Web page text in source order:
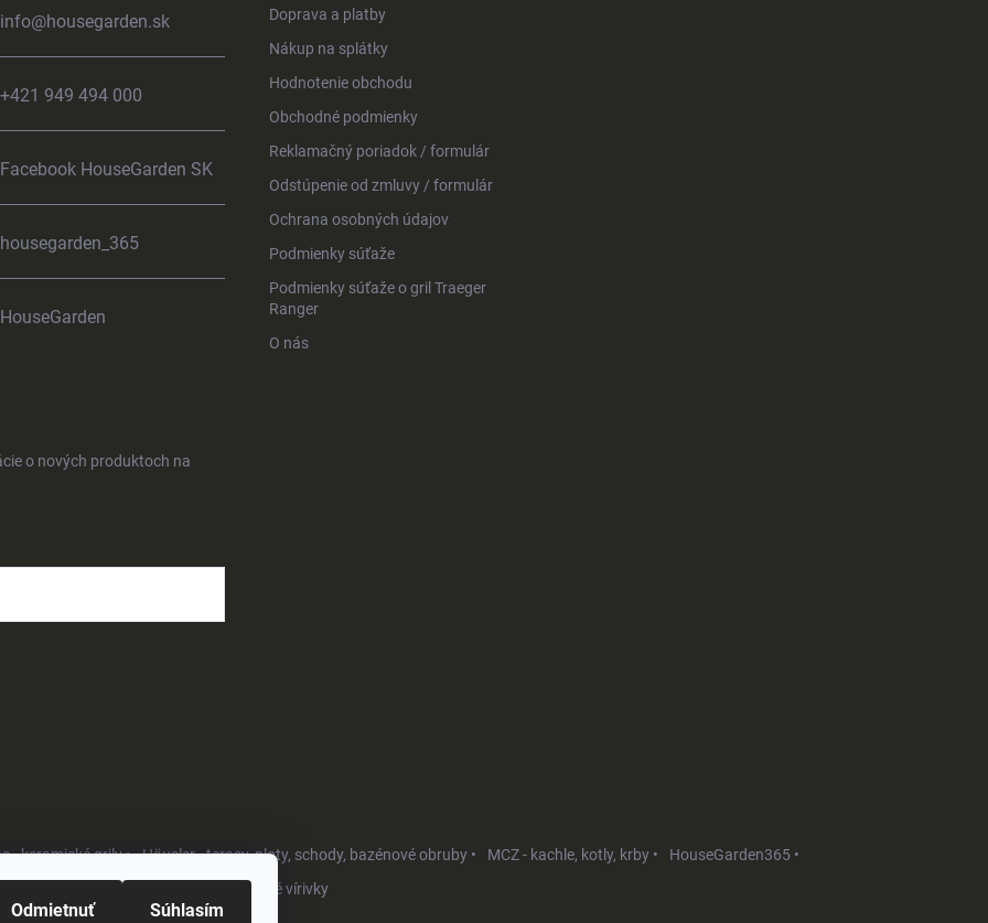
Odmietnuť Súhlasím
info@housegarden.sk
+421 949 494 000
Facebook HouseGarden SK
housegarden_365
HouseGarden
Doprava a platby
Nákup na splátky
Hodnotenie obchodu
Obchodné podmienky
Reklamačný poriadok / formulár
Odstúpenie od zmluvy / formulár
Ochrana osobných údajov
Podmienky súťaže
Podmienky súťaže o gril Traeger
Ranger
O nás
o nových produktoch na
- keramické grily • Häusler - terasy, ploty, schody, bazénové obruby • MCZ - kachle, kotly, krby •
HouseGarden365 •
Softub - luxusné vírivky